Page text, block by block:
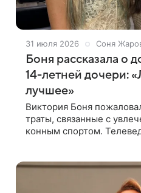
31 июля 2026 Соня
Боня рассказала о
14-летней дочери:
лучшее»
Виктория Боня
траты, связанные с
конным спортом.